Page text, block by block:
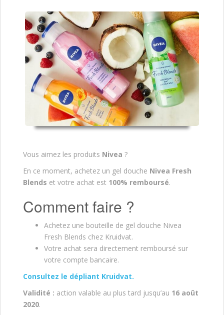
Vous aimez les produits Nivea ?
En ce moment, achetez un gel douche Nivea Fresh
Blends et votre achat est 100% remboursé.
Comment faire ?
Achetez une bouteille de gel douche Nivea
Fresh Blends chez Kruidvat.
Votre achat sera directement remboursé sur
votre compte bancaire.
Consultez le dépliant Kruidvat.
Validité : action valable au plus tard jusqu’au 16 août
2020.